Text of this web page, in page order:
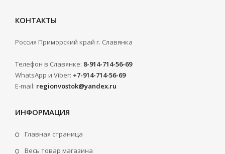
КОНТАКТЫ
Россия Приморский край г. Славянка
Телефон в Славянке: 8-914-714-56-69
WhatsApp и Viber: +7-914-714-56-69
E-mail: regionvostok@yandex.ru
ИНФОРМАЦИЯ
Главная страница
Весь товар магазина